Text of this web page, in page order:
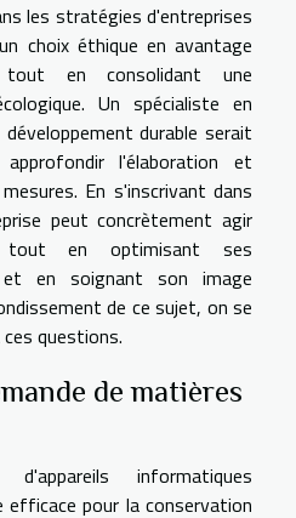
les stratégies d'entreprises
choix éthique en avantage
tout en consolidant une
Un spécialiste en
durable serait
l'élaboration et
En s'inscrivant dans
peut concrètement agir
tout en optimisant ses
et en soignant son image
de ce sujet, on se
ces questions.
de matières
d'appareils informatiques
pour la conservation